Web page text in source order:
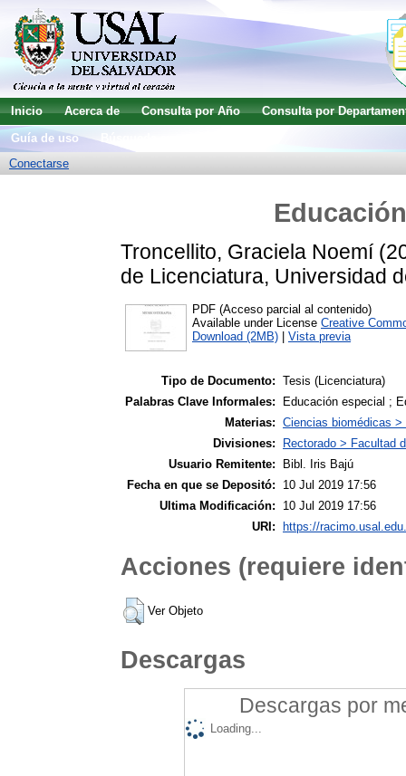
Inicio Acerca de Consulta por Año
Consulta por
Guía de uso
Conectarse
Troncellito, Graciela Noemí
de Licenciatura, Universidad
PDF (Acceso parcial al contenido)
Available under License Creative
Download (2MB)
Vista previa
Tipo de Documento: Tesis (Licenciatura)
Palabras Clave Informales:
Educación especial ;
Materias: Ciencias biomédicas
Divisiones:
Rectorado > Facultad
Usuario Remitente:
Bibl. Iris Bajú
Fecha en que se Depositó:
10 Jul 2019 17:56
Ultima Modificación:
10 Jul 2019 17:56
URI:
https://
Acciones (requiere
Ver Objeto
Descargas
Descargas por
Loading...